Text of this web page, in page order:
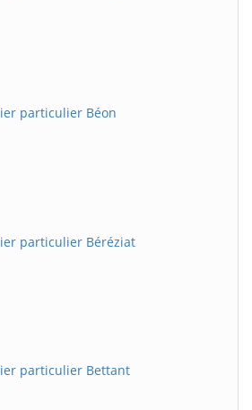
particulier Béon
particulier Béréziat
particulier Bettant